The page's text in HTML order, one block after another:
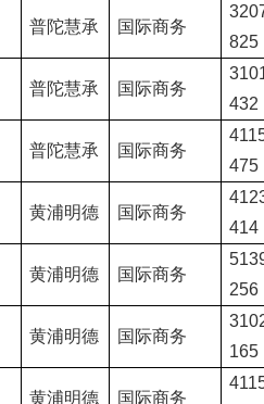
普陀慧承 国际商务
825
普陀慧承 国际商务
432
普陀慧承 国际商务
475
黄浦明德 国际商务
414
黄浦明德 国际商务
256
黄浦明德 国际商务
165
黄浦明德 国际商务